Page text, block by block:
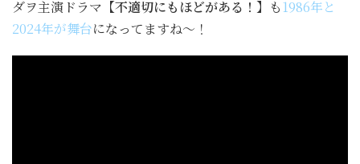
ダヲ主演ドラマ 【不適切にもほどがある！】 も1986年と
2024年が舞台になってますね〜！